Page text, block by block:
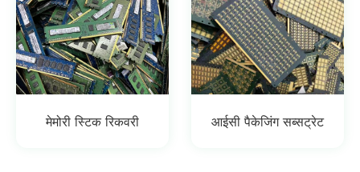
मेमोरी स्टिक रिकवरी आईसी पैकेजिंग सब्सट्रेट